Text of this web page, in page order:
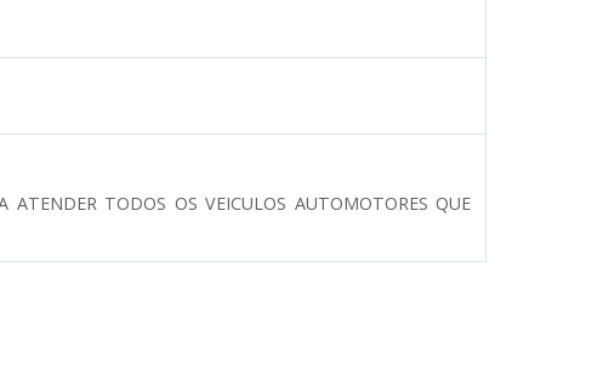
TODOS OS VEICULOS AUTOMOTORES QUE